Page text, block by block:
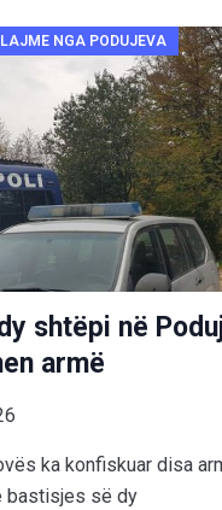
LAJME NGA PODUJEVA
shtëpi në
armë
ka konfiskuar disa
bastisjes së dy